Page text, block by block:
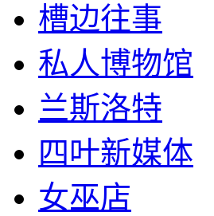
槽边往事
私人博物馆
兰斯洛特
四叶新媒体
女巫店